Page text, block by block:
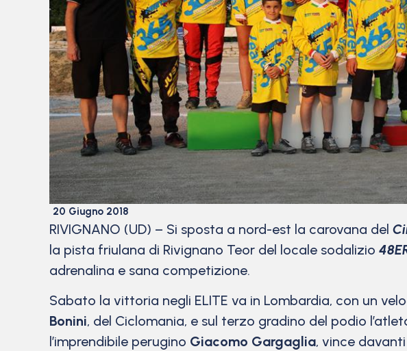
20 Giugno 2018
RIVIGNANO (UD) – Si sposta a nord-est la carovana del
la pista friulana di Rivignano Teor del locale sodalizio
adrenalina e sana competizione.
Sabato la vittoria negli ELITE va in Lombardia, con un
Bonini, del Ciclomania, e sul terzo gradino del podio
l’imprendibile perugino Giacomo Gargaglia, vince